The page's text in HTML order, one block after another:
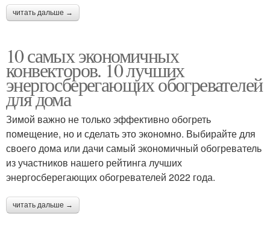
читать дальше →
10 самых экономичных
конвекторов. 10 лучших
энергосберегающих обогревателей
для дома
Зимой важно не только эффективно обогреть
помещение, но и сделать это экономно. Выбирайте для
своего дома или дачи самый экономичный обогреватель
из участников нашего рейтинга лучших
энергосберегающих обогревателей 2022 года.
читать дальше →